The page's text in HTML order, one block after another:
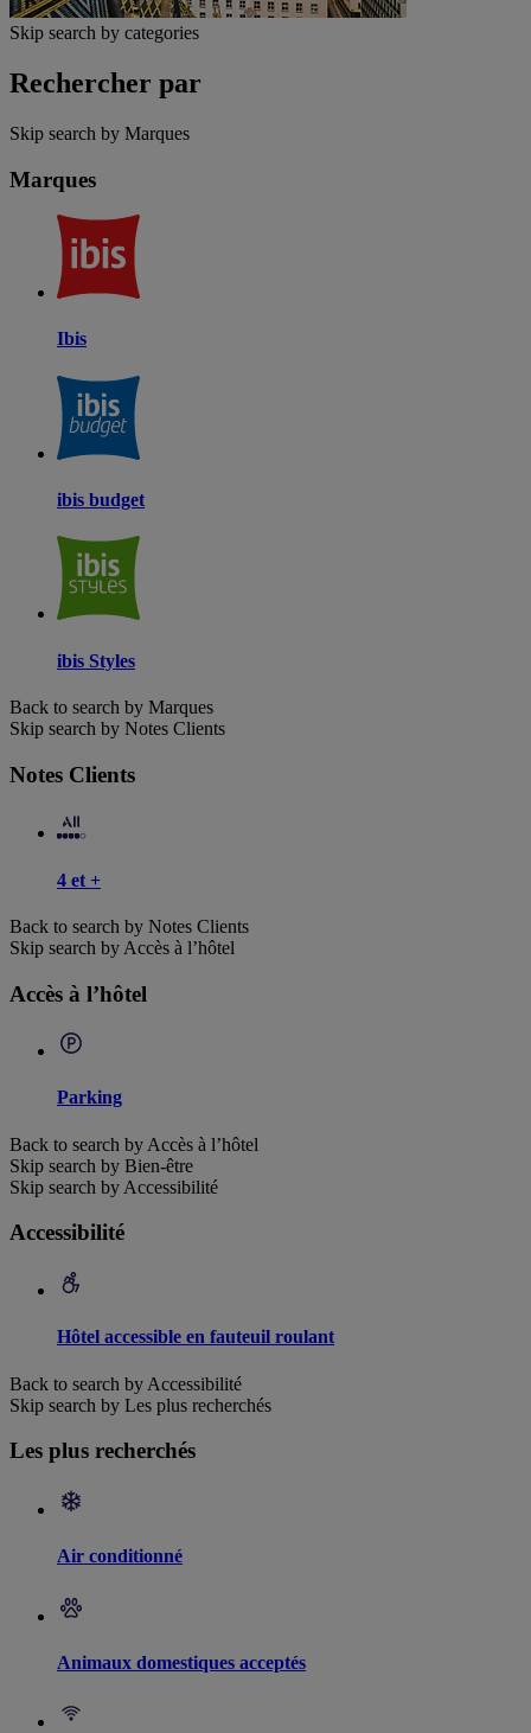
Skip search by categories
Rechercher par
Skip search by Marques
Marques
Ibis
ibis budget
ibis Styles
Back to search by Marques
Skip search by Notes Clients
Notes Clients
4 et +
Back to search by Notes Clients
Skip search by Accès à l’hôtel
Accès à l’hôtel
Parking
Back to search by Accès à l’hôtel
Skip search by Bien-être
Skip search by Accessibilité
Accessibilité
Hôtel accessible en fauteuil roulant
Back to search by Accessibilité
Skip search by Les plus recherchés
Les plus recherchés
Air conditionné
Animaux domestiques acceptés